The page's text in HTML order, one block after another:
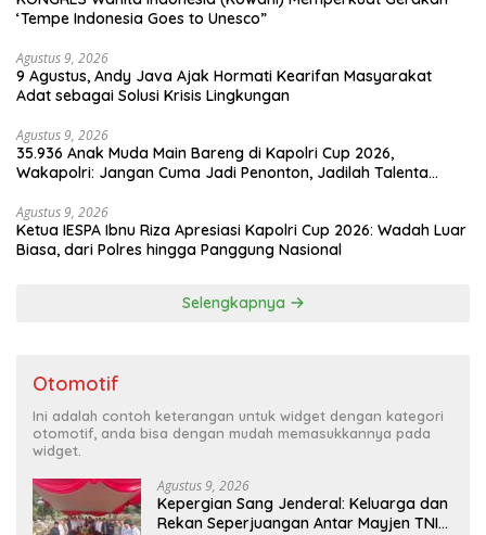
‘Tempe Indonesia Goes to Unesco”
Agustus 9, 2026
9 Agustus, Andy Java Ajak Hormati Kearifan Masyarakat
Adat sebagai Solusi Krisis Lingkungan
Agustus 9, 2026
35.936 Anak Muda Main Bareng di Kapolri Cup 2026,
Wakapolri: Jangan Cuma Jadi Penonton, Jadilah Talenta
Agustus 9, 2026
Ketua IESPA Ibnu Riza Apresiasi Kapolri Cup 2026: Wadah Luar
Biasa, dari Polres hingga Panggung Nasional
Selengkapnya
Otomotif
Ini adalah contoh keterangan untuk widget dengan kategori
otomotif, anda bisa dengan mudah memasukkannya pada
widget.
Agustus 9, 2026
Kepergian Sang Jenderal: Keluarga dan
Rekan Seperjuangan Antar Mayjen TNI